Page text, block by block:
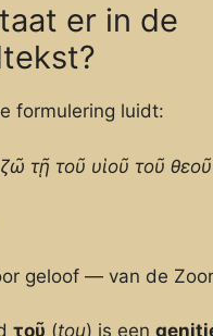
er in de
formulering luidt:
τῇ τοῦ υἱοῦ τοῦ θεοῦ
geloof — van de
τοῦ (tou) is een